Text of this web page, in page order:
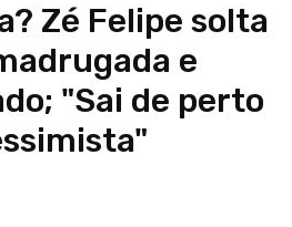
Zé Felipe solta
e
"Sai de perto